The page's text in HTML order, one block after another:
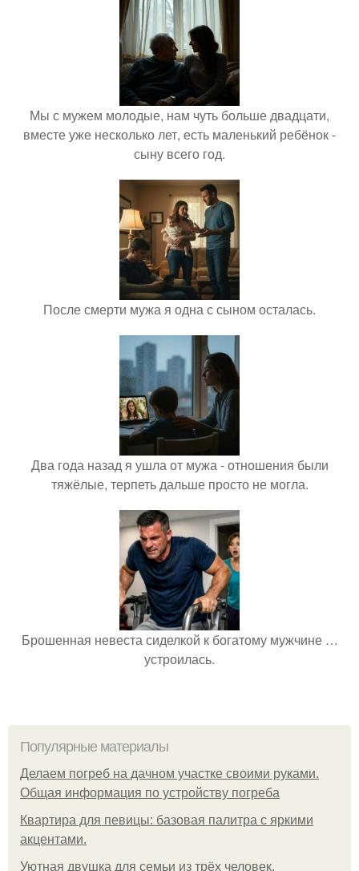
Мы с мужем молодые, нам чуть больше двадцати,
вместе уже несколько лет, есть маленький ребёнок -
сыну всего год.
После смерти мужа я одна с сыном осталась.
Два года назад я ушла от мужа - отношения были
тяжёлые, терпеть дальше просто не могла.
Брошенная невеста сиделкой к богатому мужчине …
устроилась.
Популярные материалы
Делаем погреб на дачном участке своими руками.
Общая информация по устройству погреба
Квартира для певицы: базовая палитра с яркими
акцентами.
Уютная двушка для семьи из трёх человек.